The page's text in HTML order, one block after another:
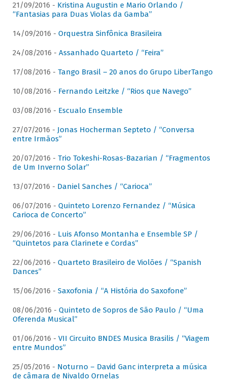
21/09/2016 - Kristina Augustin e Mario Orlando /
“Fantasias para Duas Violas da Gamba”
14/09/2016 - Orquestra Sinfônica Brasileira
24/08/2016 - Assanhado Quarteto / “Feira”
17/08/2016 - Tango Brasil – 20 anos do Grupo LiberTango
10/08/2016 - Fernando Leitzke / “Rios que Navego”
03/08/2016 - Escualo Ensemble
27/07/2016 - Jonas Hocherman Septeto / “Conversa
entre Irmãos”
20/07/2016 - Trio Tokeshi-Rosas-Bazarian / “Fragmentos
de Um Inverno Solar”
13/07/2016 - Daniel Sanches / “Carioca”
06/07/2016 - Quinteto Lorenzo Fernandez / “Música
Carioca de Concerto”
29/06/2016 - Luis Afonso Montanha e Ensemble SP /
“Quintetos para Clarinete e Cordas”
22/06/2016 - Quarteto Brasileiro de Violões / “Spanish
Dances”
15/06/2016 - Saxofonia / “A História do Saxofone”
08/06/2016 - Quinteto de Sopros de São Paulo / “Uma
Oferenda Musical”
01/06/2016 - VII Circuito BNDES Musica Brasilis / “Viagem
entre Mundos”
25/05/2016 - Noturno – David Ganc interpreta a música
de câmara de Nivaldo Ornelas